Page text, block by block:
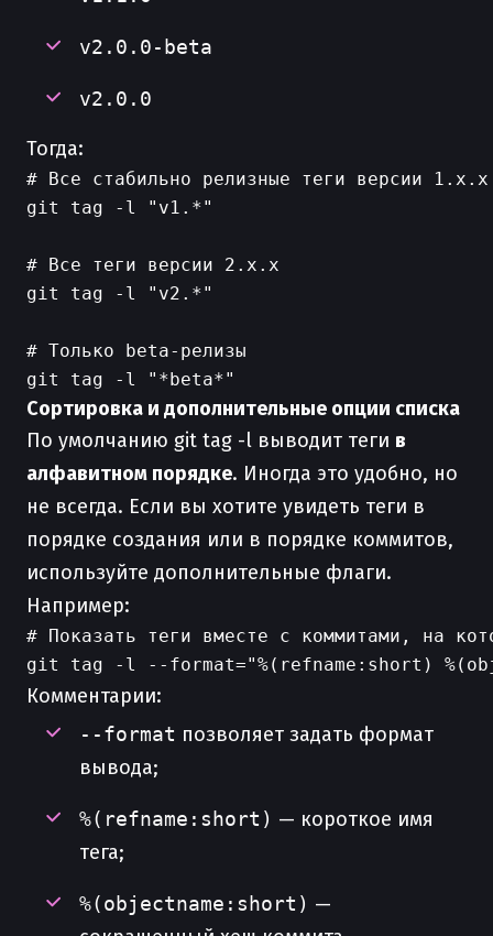
v2.0.0-beta
v2.0.0
Тогда:
# Все стабильно релизные теги версии 1.x.x
git tag -l "v1.*"
# Все теги версии 2.x.x
git tag -l "v2.*"
# Только beta-релизы
Сортировка и дополнительные опции списка
По умолчанию git tag -l выводит теги в
алфавитном порядке. Иногда это удобно, но
не всегда. Если вы хотите увидеть теги в
порядке создания или в порядке коммитов,
используйте дополнительные флаги.
Например:
# Показать теги вместе с коммитами, на
Комментарии:
--format позволяет задать формат
вывода;
%(refname:short) — короткое имя
тега;
%(objectname:short) —